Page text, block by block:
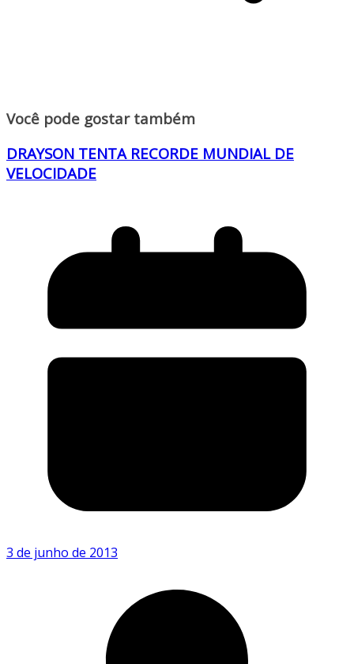
Você pode gostar também
DRAYSON TENTA RECORDE MUNDIAL DE
VELOCIDADE
3 de junho de 2013